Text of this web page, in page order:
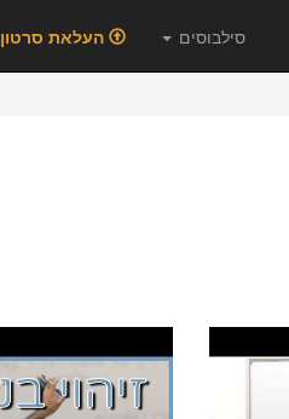
סילבוסים העלאת סרטון